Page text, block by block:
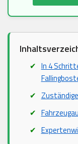
In 4